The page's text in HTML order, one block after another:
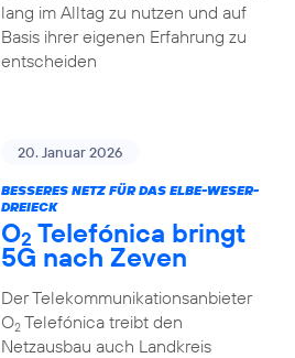
lang im Alltag zu nutzen und auf
Basis ihrer eigenen Erfahrung zu
entscheiden
20. Januar 2026
BESSERES NETZ FÜR DAS ELBE-WESER-
DREIECK
O2 Telefónica bringt
5G nach Zeven
Der Telekommunikationsanbieter
O2Telefónica treibt den
Netzausbau auch Landkreis